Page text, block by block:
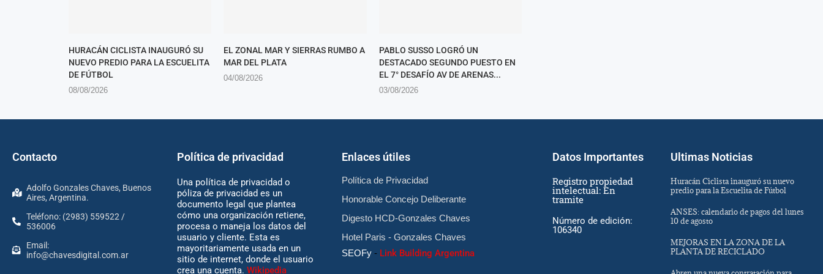
HURACÁN CICLISTA INAUGURÓ SU
NUEVO PREDIO PARA LA ESCUELITA
DE FÚTBOL
08/08/2026
EL ZONAL MAR Y SIERRAS RUMBO A
MAR DEL PLATA
04/08/2026
PABLO SUSSO LOGRÓ UN
DESTACADO SEGUNDO PUESTO EN
EL 7° DESAFÍO AV DE ARENAS...
03/08/2026
Contacto
Adolfo Gonzales Chaves, Buenos
Aires, Argentina.
Teléfono: (2983) 559522 /
536006
Email:
info@chavesdigital.com.ar
Política de privacidad
Una política de privacidad o
póliza de privacidad es un
documento legal que plantea
cómo una organización retiene,
procesa o maneja los datos del
usuario y cliente. Esta es
mayoritariamente usada en un
sitio de internet, donde el usuario
crea una cuenta. Wikipedia
Enlaces útiles
Política de Privacidad
Honorable Concejo Deliberante
Digesto HCD-Gonzales Chaves
Hotel Paris - Gonzales Chaves
SEOFy- Link Building Argentina
Datos Importantes
Registro propiedad
intelectual: En
tramite
Número de edición:
106340
Ultimas Noticias
Huracán Ciclista inauguró su nuevo
predio para la Escuelita de Fútbol
ANSES: calendario de pagos del lunes
10 de agosto
MEJORAS EN LA ZONA DE LA
PLANTA DE RECICLADO